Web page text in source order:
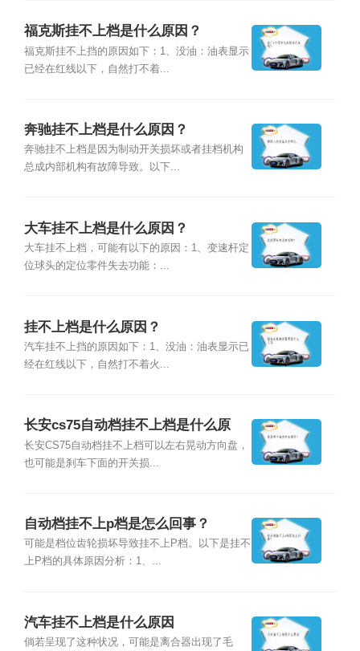
福克斯挂不上档是什么原因？
福克斯挂不上挡的原因如下：1、没油：油表显示
已经在红线以下，自然打不着...
奔驰挂不上档是什么原因？
奔驰挂不上档是因为制动开关损坏或者挂档机构
总成内部机构有故障导致。以下...
大车挂不上档是什么原因？
大车挂不上档，可能有以下的原因：1、变速杆定
位球头的定位零件失去功能：...
挂不上档是什么原因？
汽车挂不上挡的原因如下：1、没油：油表显示已
经在红线以下，自然打不着火...
长安cs75自动档挂不上档是什么原
因？
长安CS75自动档挂不上档可以左右晃动方向盘，
也可能是刹车下面的开关损...
自动档挂不上p档是怎么回事？
可能是档位齿轮损坏导致挂不上P档。以下是挂不
上P档的具体原因分析：1、...
汽车挂不上档是什么原因
倘若呈现了这种状况，可能是离合器出现了毛